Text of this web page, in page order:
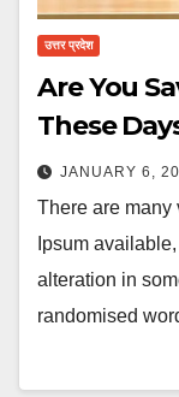
उत्तर प्रदेश
Are You
These
JANUARY 6,
There are many
Ipsum
alteration in
randomised